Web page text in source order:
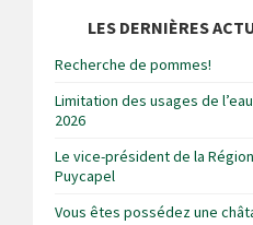
LES DERNIÈRES
Recherche de pommes!
Limitation des usages de
2026
Le vice-président de la
Puycapel
Vous êtes possédez une